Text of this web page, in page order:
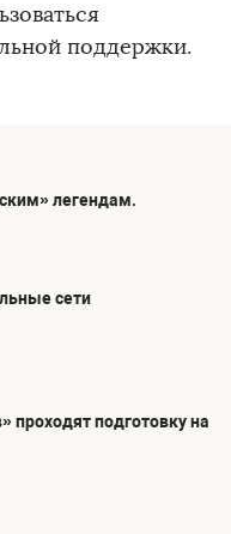
поддержки.
легендам.
сети
проходят подготовку на